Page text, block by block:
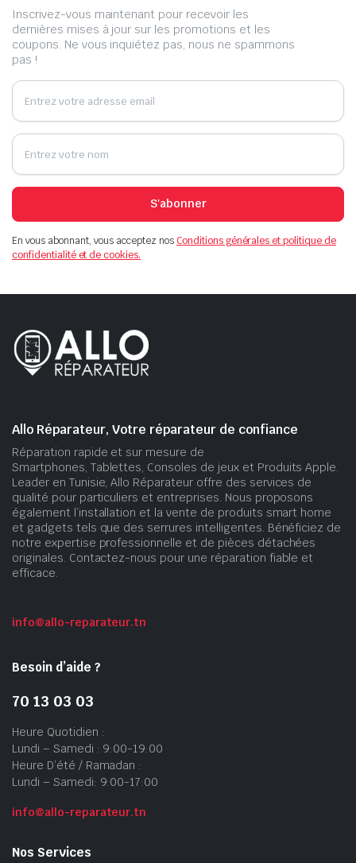
Inscrivez-vous maintenant pour recevoir les
dernières mises à jour sur les promotions et les
coupons. Ne vous inquiétez pas, nous ne spammons
pas !
S'abonner
En vous abonnant, vous acceptez nosConditions générales et politique de
confidentialité et de cookies.
Allo Réparateur, Votre réparateur de confiance
Réparation rapide et sur mesure de
Smartphones, Tablettes, Consoles de jeux et Produits Apple.
Leader en Tunisie, Allo Réparateur offre des services de
qualité pour particuliers et entreprises. Nous proposons
également l’installation et la vente de produits smart home
et gadgets tels que des serrures intelligentes. Bénéficiez de
notre expertise professionnelle et de pièces détachées
originales. Contactez-nous pour une réparation fiable et
efficace.
info@allo-reparateur.tn
Besoin d’aide ?
70 13 03 03
Heure Quotidien :
Lundi – Samedi : 9:00-19:00
Heure D’été / Ramadan :
Lundi – Samedi: 9:00-17:00
info@allo-reparateur.tn
Nos Services